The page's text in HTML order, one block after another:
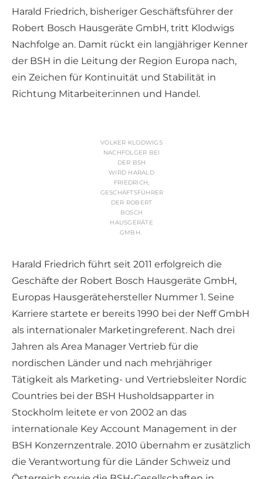
Harald Friedrich, bisheriger Geschäftsführer der
Robert Bosch Hausgeräte GmbH, tritt Klodwigs
Nachfolge an. Damit rückt ein langjähriger Kenner
der BSH in die Leitung der Region Europa nach,
ein Zeichen für Kontinuität und Stabilität in
Richtung Mitarbeiter:innen und Handel.
VOLKER KLODWIGS
NACHFOLGER BEI
DER BSH
WIRD HARALD
FRIEDRICH,
GESCHÄFTSFÜHRER
DER ROBERT
BOSCH
HAUSGERÄTE
GMBH.
Harald Friedrich führt seit 2011 erfolgreich die
Geschäfte der Robert Bosch Hausgeräte GmbH,
Europas Hausgerätehersteller Nummer 1. Seine
Karriere startete er bereits 1990 bei der Neff GmbH
als internationaler Marketingreferent. Nach drei
Jahren als Area Manager Vertrieb für die
nordischen Länder und nach mehrjähriger
Tätigkeit als Marketing- und Vertriebsleiter Nordic
Countries bei der BSH Husholdsapparter in
Stockholm leitete er von 2002 an das
internationale Key Account Management in der
BSH Konzernzentrale. 2010 übernahm er zusätzlich
die Verantwortung für die Länder Schweiz und